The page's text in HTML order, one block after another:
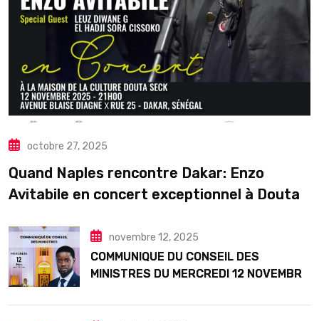
octobre 27, 2025
Quand Naples rencontre Dakar: Enzo
Avitabile en concert exceptionnel à Douta
novembre 12, 2025
COMMUNIQUE DU CONSEIL DES
MINISTRES DU MERCREDI 12 NOVEMBRE